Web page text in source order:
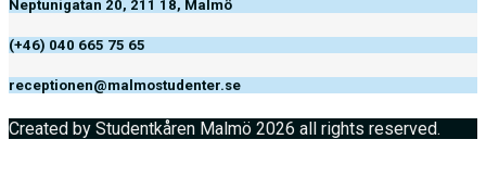
Neptunigatan 20, 211 18, Malmö
(+46) 040 665 75 65
receptionen@malmostudenter.se
Created by Studentkåren Malmö 2026 all rights reserved.